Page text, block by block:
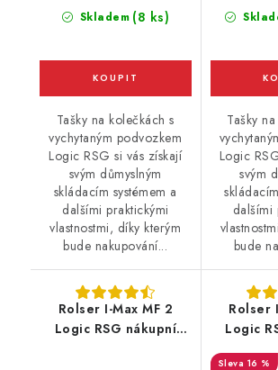
Skladem (8 ks)
Tašky na kolečkách s
vychytaným podvozkem
Logic RSG si vás získají
svým důmyslným
skládacím systémem a
dalšími praktickými
vlastnostmi, díky kterým
bude nakupování...
Tašky
Logic
svým
dalšími
bude
Rolser I-Max MF 2
Logic RSG nákupní
Rolser
Logic
taška
16 %